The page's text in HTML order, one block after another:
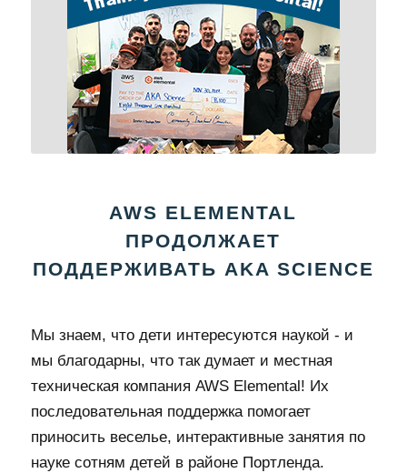
AWS ELEMENTAL
ПРОДОЛЖАЕТ
ПОДДЕРЖИВАТЬ AKA SCIENCE
Мы знаем, что дети интересуются наукой - и
мы благодарны, что так думает и местная
техническая компания AWS Elemental! Их
последовательная поддержка помогает
приносить веселье, интерактивные занятия по
науке сотням детей в районе Портленда.